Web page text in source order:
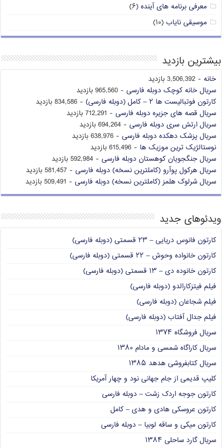
معرفی برنامه های آینده (۶)
موسیقی نایاب (۱۰)
بیشترین بازدید
خانه - 3,506,392 بازدید
سریال خانه کوچک دوبله فارسی - 965,560 بازدید
کارتون فوتبالیست ها ۲ – کامل (دوبله فارسی)
- 834,586 بازدید
سریال قصه های جزیره دوبله فارسی - 712,291 بازدید
سریال ارتش سری دوبله فارسی - 694,264 بازدید
سریال پزشک دهکده دوبله فارسی - 638,976 بازدید
نوستالژیک ترین موزیک ها - 615,496 بازدید
سریال جنگجویان کوهستان دوبله فارسی - 592,984 بازدید
سریال هرکول پوآرو (کاملترین نسخه) دوبله فارسی - 581,457 بازدید
سریال شرلوک هلمز (کاملترین نسخه) دوبله فارسی - 509,491 بازدید
ویدئوهای جدید
کارتون فانوس دریایی – ۲۳ قسمتی (دوبله فارسی)
کارتون خانواده وحوش – ۲۲ قسمتی (دوبله فارسی)
کارتون خانوده دی – ۱۳ قسمتی (دوبله فارسی)
فیلم فیتزکارالدو (دوبله فارسی)
فیلم شجاعان (دوبله فارسی)
فیلم جدال آفتاب (دوبله فارسی)
سریال فروشگاه ۱۳۷۴
سریال کاراگاه شمسی و مادام ۱۳۸۰
سریال کتابفروشی هدهد ۱۳۸۵
کلیپ قدیمی از جام جهانی نود و چهار آمریکا
کارتون جوجه اردک زشت – دوبله فارسی
کارتون عروسکی هادی و هدی – کامل
کارتون میکی و ساقه لوبیا – دوبله فارسی
سریال گارد ساحلی ۱۳۸۴